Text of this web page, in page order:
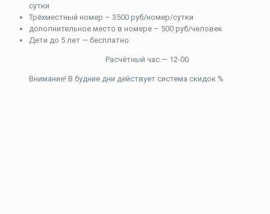
сутки
Трёхместный номер – 3500 руб/номер/сутки
дополнительное место в номере – 500 руб/человек
Дети до 5 лет — бесплатно.
Расчётный час — 12-00
Внимание! В будние дни действует система скидок %